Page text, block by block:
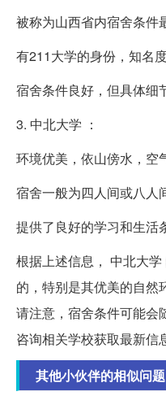
被称为山西省内宿舍条件
有211大学的身份，知名度
宿舍条件良好，但具体细
3. 中北大学 ：
环境优美，依山傍水，空
宿舍一般为四人间或八人
提供了良好的学习和生活
根据上述信息， 中北大
的，特别是其优美的自然
请注意，宿舍条件可能会
咨询相关学校获取最新信
其他小伙伴的相似问题